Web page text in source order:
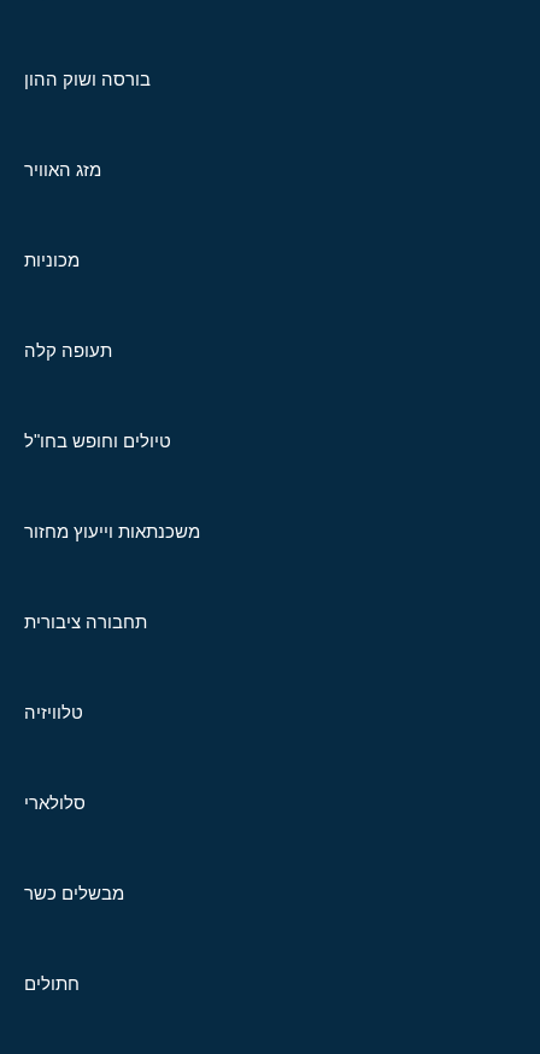
בורסה ושוק ההון
מזג האוויר
מכוניות
תעופה קלה
טיולים וחופש בחו"ל
משכנתאות וייעוץ מחזור
תחבורה ציבורית
טלוויזיה
סלולארי
מבשלים כשר
חתולים